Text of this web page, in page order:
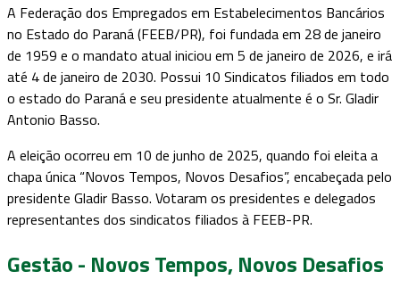
A Federação dos Empregados em Estabelecimentos Bancários
no Estado do Paraná (FEEB/PR), foi fundada em 28 de janeiro
de 1959 e o mandato atual iniciou em 5 de janeiro de 2026, e irá
até 4 de janeiro de 2030. Possui 10 Sindicatos filiados em todo
o estado do Paraná e seu presidente atualmente é o Sr. Gladir
Antonio Basso.
A eleição ocorreu em 10 de junho de 2025, quando foi eleita a
chapa única “Novos Tempos, Novos Desafios”, encabeçada pelo
presidente Gladir Basso. Votaram os presidentes e delegados
representantes dos sindicatos filiados à FEEB-PR.
Gestão - Novos Tempos, Novos Desafios